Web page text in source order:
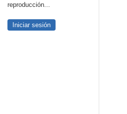
reproducción...
Iniciar sesión